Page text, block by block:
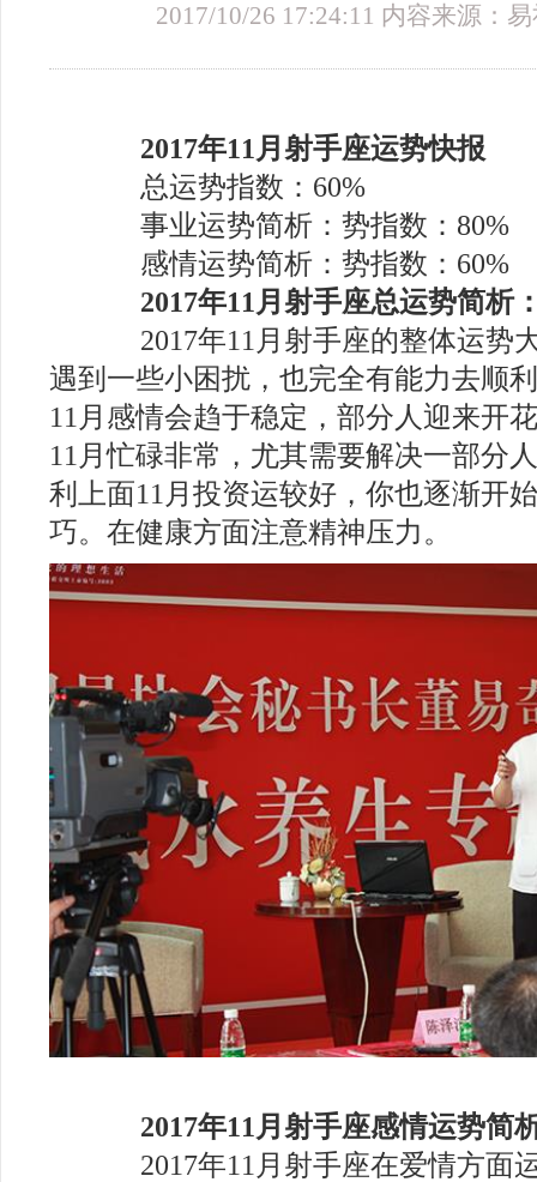
2017/10/26 17:24:11 内容来源：
2017年11月射手座运势快报
总运势指数：60%
事业运势简析：势指数：80%
感情运势简析：势指数：60%
2017年11月射手座总运势简析
2017年11月射手座的整体运势
遇到一些小困扰，也完全有能力去顺
11月感情会趋于稳定，部分人迎来开
11月忙碌非常，尤其需要解决一部分
利上面11月投资运较好，你也逐渐开
巧。在健康方面注意精神压力。
2017年11月射手座感情运势简
2017年11月射手座在爱情方面